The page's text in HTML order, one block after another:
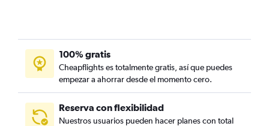
100% gratis
Cheapflights es totalmente gratis, así que puedes
empezar a ahorrar desde el momento cero.
Reserva con flexibilidad
Nuestros usuarios pueden hacer planes con total